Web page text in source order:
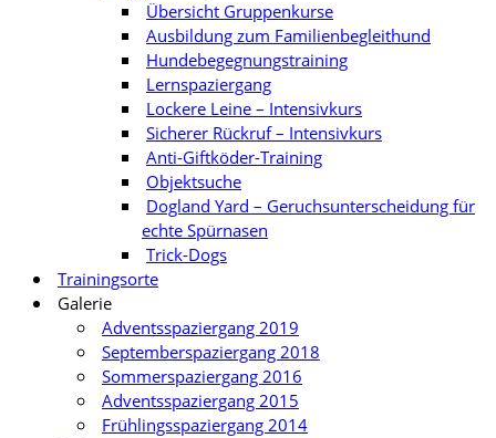
Übersicht Gruppenkurse
Ausbildung zum Familienbegleithund
Hundebegegnungstraining
Lernspaziergang
Lockere Leine – Intensivkurs
Sicherer Rückruf – Intensivkurs
Anti-Giftköder-Training
Objektsuche
Dogland Yard – Geruchsunterscheidung für
echte Spürnasen
Trick-Dogs
Trainingsorte
Galerie
Adventsspaziergang 2019
Septemberspaziergang 2018
Sommerspaziergang 2016
Adventsspaziergang 2015
Frühlingsspaziergang 2014